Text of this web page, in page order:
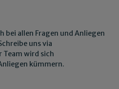
allen Fragen und Anliegen
uns via
wird sich
kümmern.